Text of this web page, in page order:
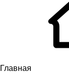
Главная